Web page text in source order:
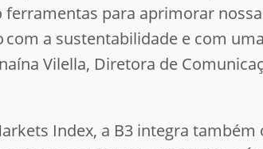
ferramentas para aprimorar
a sustentabilidade e com
Vilella, Diretora de
Index, a B3 integra também